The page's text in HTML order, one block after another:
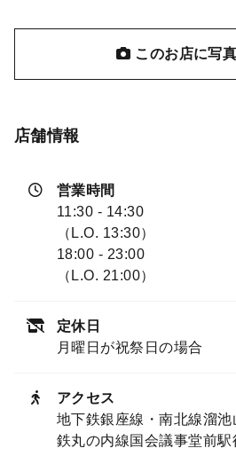
このお店に写
店舗情報
営業時間
11:30 - 14:30
（L.O. 13:30）
18:00 - 23:00
（L.O. 21:00）
定休日
月曜日が祝祭日の場合
アクセス
地下鉄銀座線・南北線溜
鉄丸の内線国会議事堂前駅